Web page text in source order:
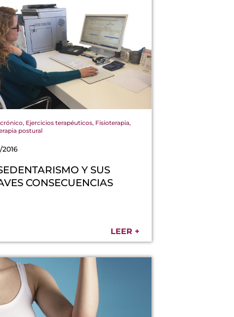
, Ejercicios terapéuticos, Fisioterapia,
postural
2016
Y SUS
CONSECUENCIAS
LEER +